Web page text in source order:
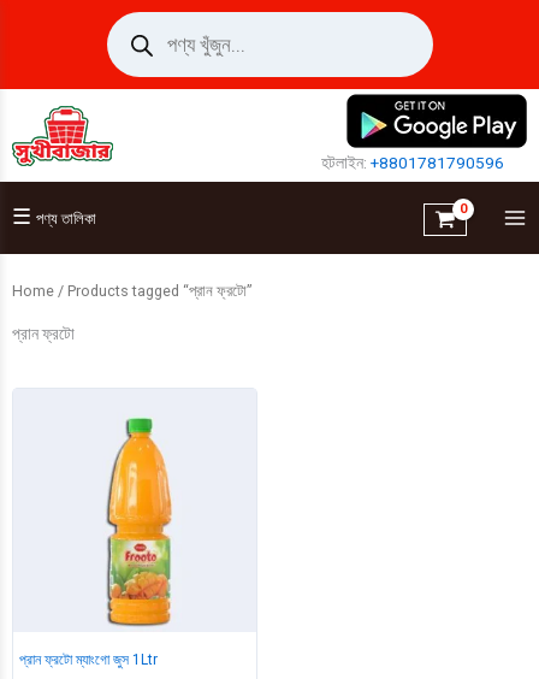
Products
search
হটলাইন:+8801781790596
☰ পণ্য তালিকা
Home / Products tagged “প্রান ফ্রটো”
প্রান ফ্রটো
প্রান ফ্রটো ম্যাংগো জুস 1Ltr